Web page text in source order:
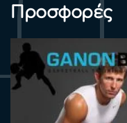
Προσφορές